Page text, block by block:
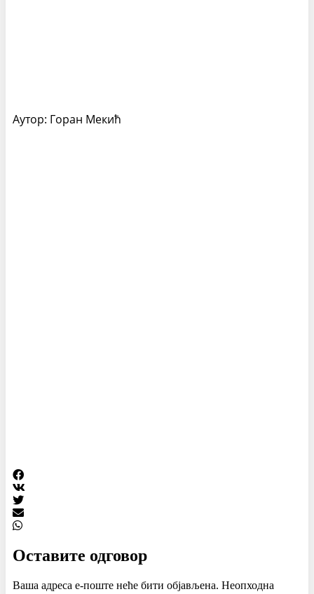
Аутор: Горан Мекић
Оставите одговор
Ваша адреса е-поште неће бити објављена. Неопходна